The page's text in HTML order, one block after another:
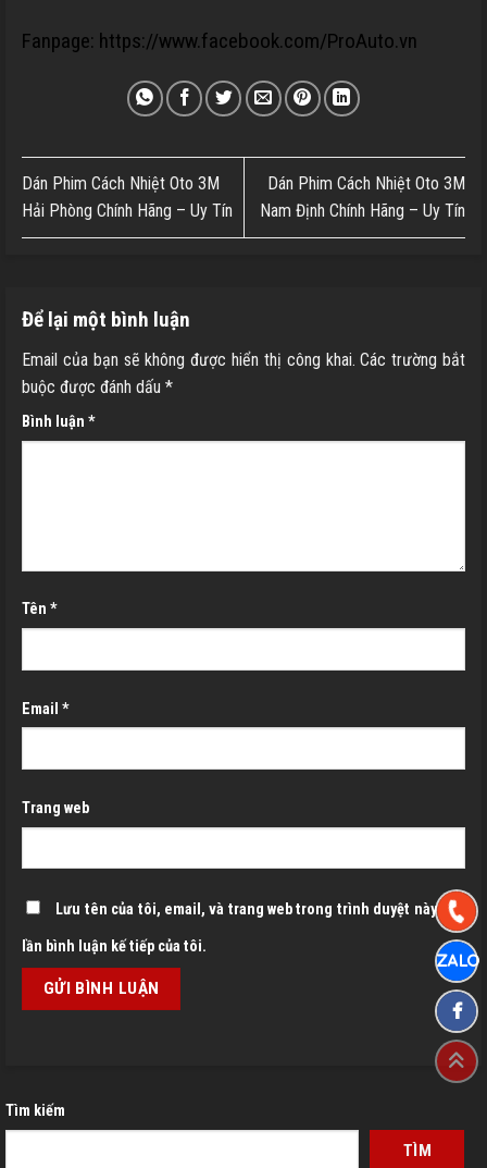
Fanpage: https://www.facebook.com/ProAuto.vn
Dán Phim Cách Nhiệt Oto 3M
Hải Phòng Chính Hãng – Uy Tín
Dán Phim Cách Nhiệt Oto 3M
Nam Định Chính Hãng – Uy Tín
Để lại một bình luận
Email của bạn sẽ không được hiển thị công khai. Các trường bắt
buộc được đánh dấu *
Bình luận *
Tên *
Email *
Trang web
Lưu tên của tôi, email, và trang web trong trình duyệt này cho
lần bình luận kế tiếp của tôi.
Tìm kiếm
TÌM